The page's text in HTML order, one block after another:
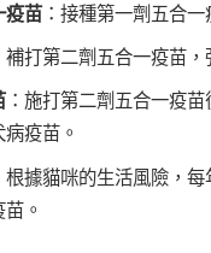
疫苗 ：接種第一劑五合一
補打第二劑五合一疫苗，
：施打第二劑五合一疫
疫苗。
根據貓咪的生活風險，
。